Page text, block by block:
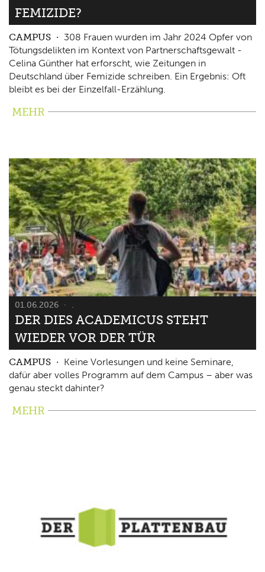
FEMIZIDE?
CAMPUS
308 Frauen wurden im Jahr 2024 Opfer von
Tötungsdelikten im Kontext von Partnerschaftsgewalt -
Celina Günther hat erforscht, wie Zeitungen in
Deutschland über Femizide schreiben. Ein Ergebnis: Oft
bleibt es bei der Einzelfall-Erzählung.
MEHR
01.06.2026 .
DER DIES ACADEMICUS STEHT
WIEDER VOR DER TÜR
CAMPUS
Keine Vorlesungen und keine Seminare,
dafür aber volles Programm auf dem Campus – aber was
genau steckt dahinter?
MEHR